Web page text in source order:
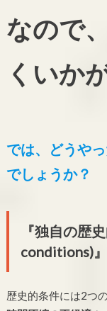
なので
くいか
では、どうや
でしょうか？
『独自の歴
conditions)』
歴史的条件には2つ